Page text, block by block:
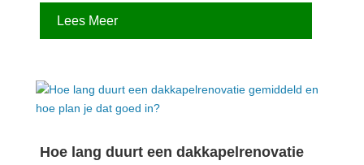
Lees Meer
Hoe lang duurt een dakkapelrenovatie